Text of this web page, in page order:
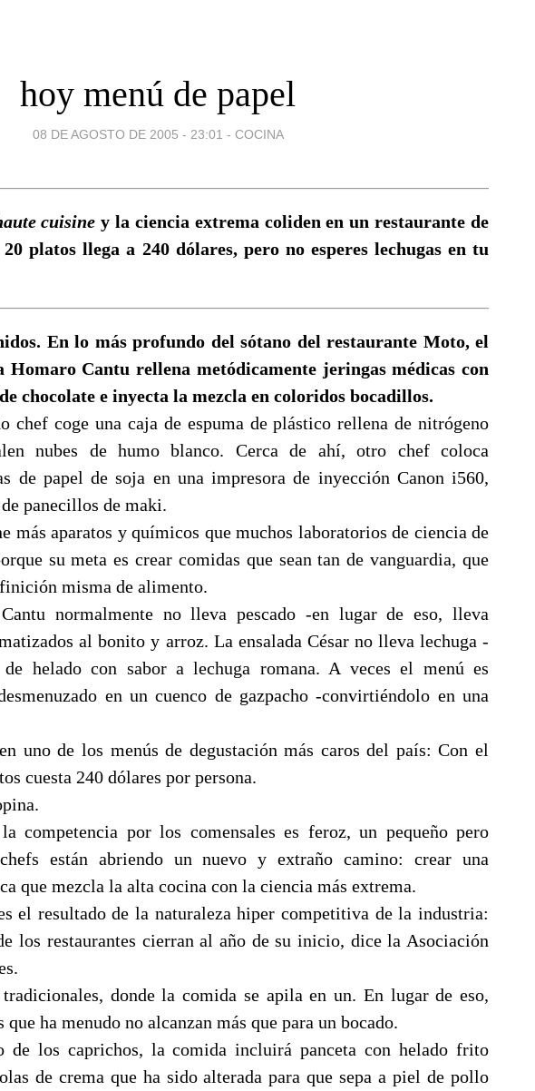
hoy menú de papel
08 DE AGOSTO DE 2005 - 23:01 - COCINA
cuisine y la ciencia extrema coliden en un restaurante de
platos llega a 240 dólares, pero no esperes lechugas en tu
En lo más profundo del sótano del restaurante Moto, el
Homaro Cantu rellena metódicamente jeringas médicas con
chocolate e inyecta la mezcla en coloridos bocadillos.
chef coge una caja de espuma de plástico rellena de nitrógeno
nubes de humo blanco. Cerca de ahí, otro chef coloca
de papel de soja en una impresora de inyección Canon i560,
panecillos de maki.
más aparatos y químicos que muchos laboratorios de ciencia de
su meta es crear comidas que sean tan de vanguardia, que
misma de alimento.
normalmente no lleva pescado -en lugar de eso, lleva
al bonito y arroz. La ensalada César no lleva lechuga -
de helado con sabor a lechuga romana. A veces el menú es
en un cuenco de gazpacho -convirtiéndolo en una
uno de los menús de degustación más caros del país: Con el
cuesta 240 dólares por persona.
competencia por los comensales es feroz, un pequeño pero
están abriendo un nuevo y extraño camino: crear una
que mezcla la alta cocina con la ciencia más extrema.
el resultado de la naturaleza hiper competitiva de la industria:
los restaurantes cierran al año de su inicio, dice la Asociación
donde la comida se apila en un. En lugar de eso,
ha menudo no alcanzan más que para un bocado.
de los caprichos, la comida incluirá panceta con helado frito
de crema que ha sido alterada para que sepa a piel de pollo